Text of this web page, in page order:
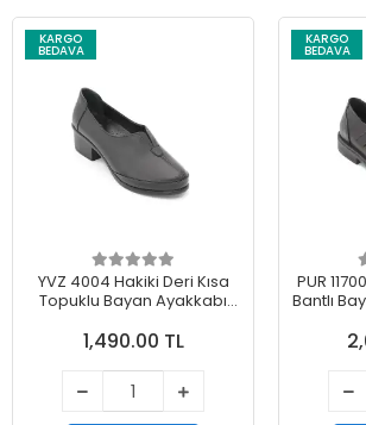
KARGO
BEDAVA
YVZ 4004 Hakiki Deri Kısa
Topuklu Bayan Ayakkabı
1,490.00 TL
KARGO
BEDAVA
PUR
Bantlı